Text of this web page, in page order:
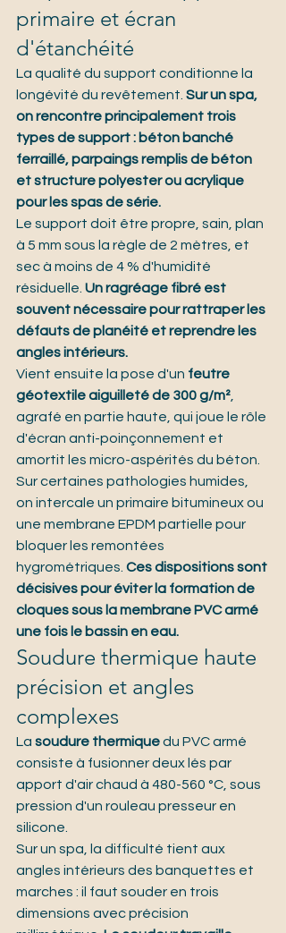
primaire et écran
d'étanchéité
La qualité du support conditionne la
longévité du revêtement. Sur un spa,
on rencontre principalement trois
types de support : béton banché
ferraillé, parpaings remplis de béton
et structure polyester ou acrylique
pour les spas de série.
Le support doit être propre, sain, plan
à 5 mm sous la règle de 2 mètres, et
sec à moins de 4 % d'humidité
résiduelle. Un ragréage fibré est
souvent nécessaire pour rattraper les
défauts de planéité et reprendre les
angles intérieurs.
Vient ensuite la pose d'un feutre
géotextile aiguilleté de 300 g/m²,
agrafé en partie haute, qui joue le rôle
d'écran anti-poinçonnement et
amortit les micro-aspérités du béton.
Sur certaines pathologies humides,
on intercale un primaire bitumineux ou
une membrane EPDM partielle pour
bloquer les remontées
hygrométriques. Ces dispositions sont
décisives pour éviter la formation de
cloques sous la membrane PVC armé
une fois le bassin en eau.
Soudure thermique haute
précision et angles
complexes
La soudure thermique du PVC armé
consiste à fusionner deux lés par
apport d'air chaud à 480-560 °C, sous
pression d'un rouleau presseur en
silicone.
Sur un spa, la difficulté tient aux
angles intérieurs des banquettes et
marches : il faut souder en trois
dimensions avec précision